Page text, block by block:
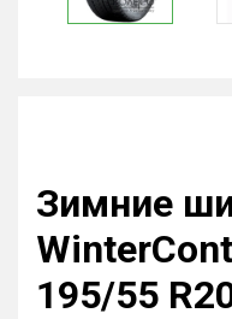
Зимние
195/55